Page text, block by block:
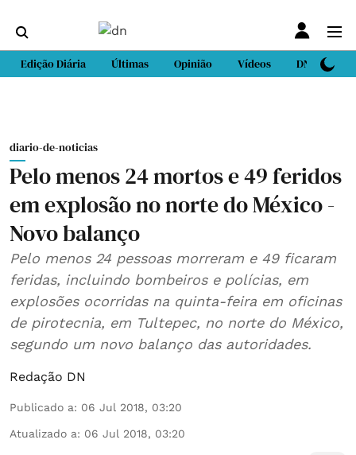
Edição Diária Últimas Opinião Vídeos DN Sport
diario-de-noticias
Pelo menos 24 mortos e 49 feridos
em explosão no norte do México -
Novo balanço
Pelo menos 24 pessoas morreram e 49 ficaram
feridas, incluindo bombeiros e polícias, em
explosões ocorridas na quinta-feira em oficinas
de pirotecnia, em Tultepec, no norte do México,
segundo um novo balanço das autoridades.
Redação DN
Publicado a: 06 Jul 2018, 03:20
Atualizado a: 06 Jul 2018, 03:20